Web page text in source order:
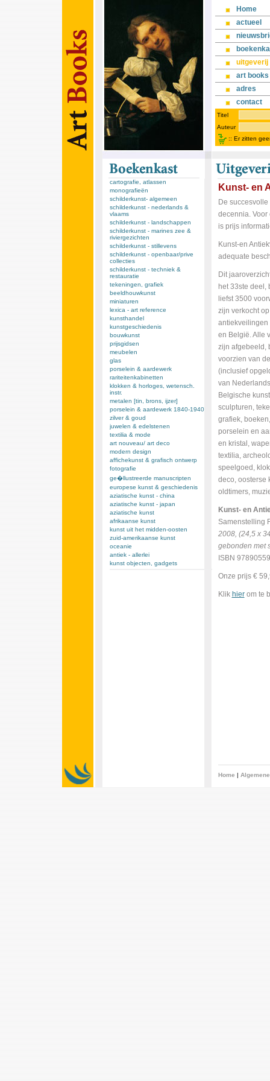
Home
actueel
uitgeverij
art books
adres
contact
Titel
Auteur
:: Er zitten
cartografie, atlassen
monografieën
schilderkunst- algemeen
schilderkunst - nederlands &
vlaams
schilderkunst - landschappen
schilderkunst - marines zee &
riviergezichten
schilderkunst - stillevens
schilderkunst - openbaar/prive
collecties
schilderkunst - techniek &
restauratie
tekeningen, grafiek
beeldhouwkunst
miniaturen
lexica - art reference
kunsthandel
kunstgeschiedenis
bouwkunst
prijsgidsen
meubelen
glas
porselein & aardewerk
rariteitenkabinetten
klokken & horloges, wetensch.
instr.
metalen [tin, brons, ijzer]
porselein & aardewerk 1840-1940
zilver & goud
juwelen & edelstenen
textilia & mode
art nouveau/ art deco
modern design
affichekunst & grafisch ontwerp
fotografie
ge�llustreerde manuscripten
europese kunst & geschiedenis
aziatische kunst - china
aziatische kunst - japan
aziatische kunst
afrikaanse kunst
kunst uit het midden-oosten
zuid-amerikaanse kunst
oceanie
antiek - allerlei
kunst objecten, gadgets
Kunst- en
De
decennia. Voor
is prijs
Kunst-en
adequate
Dit
het 33ste deel,
liefst 3500
zijn verkocht
en België. Alle
zijn afgebeeld,
voorzien van
(inclusief
van
Belgische
sculpturen,
grafiek,
porselein en
en kristal,
textilia,
speelgoed,
deco, oosterse
oldtimers,
Kunst- en
Samenstelling
2008, (24,5 x
gebonden met
ISBN
Onze prijs €
Klik hierom te
Home |